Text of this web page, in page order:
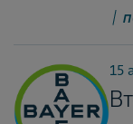
15